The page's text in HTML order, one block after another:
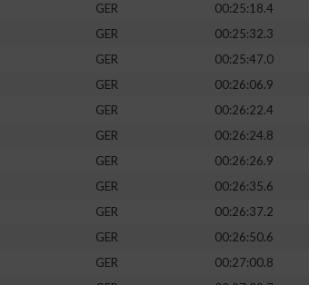
GER
00:25:18.4
GER
00:25:32.3
GER
00:25:47.0
GER
00:26:06.9
GER 00:26:22.4
GER
00:26:24.8
GER
00:26:26.9
GER
00:26:35.6
GER
00:26:37.2
GER 00:26:50.6
GER
00:27:00.8